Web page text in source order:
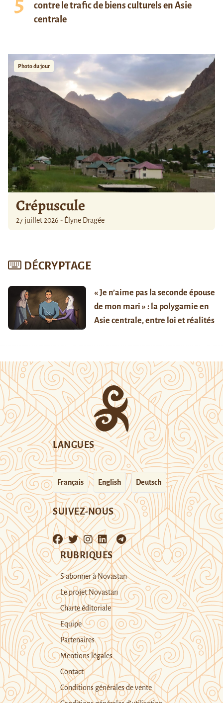
contre le trafic de biens culturels en Asie
centrale
Photo du jour
Crépuscule
27 juillet 2026 - Élyne Dragée
DÉCRYPTAGE
« Je n’aime pas la seconde épouse
de mon mari » : la polygamie en
Asie centrale, entre loi et réalités
LANGUES
Français English Deutsch
SUIVEZ-NOUS
RUBRIQUES
S’abonner à Novastan
Le projet Novastan
Charte éditoriale
Equipe
Partenaires
Mentions légales
Contact
Conditions générales de vente